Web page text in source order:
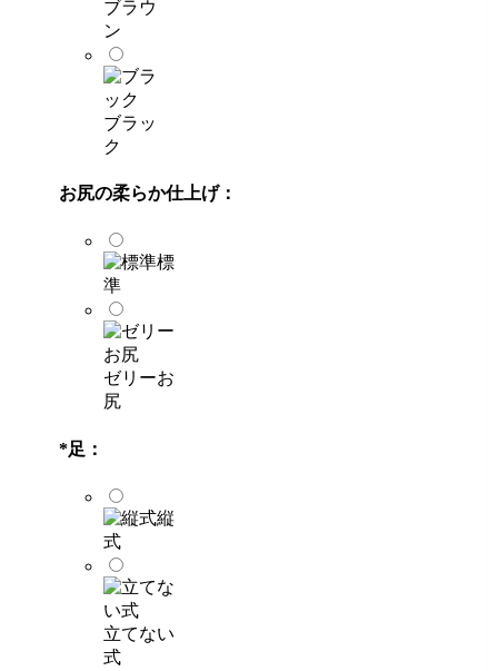
ブラウ
ン
ブラッ
ク
お尻の柔らか仕上げ：
標
準
ゼリーお
尻
*足：
縦
式
立てない
式